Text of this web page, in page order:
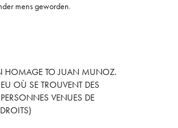
mens geworden.
HOMAGE TO JUAN MUNOZ.
OÙ SE TROUVENT DES
VENUES DE